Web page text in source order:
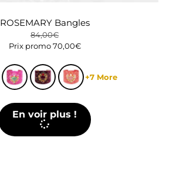
ROSEMARY Bangles
84,00€
Prix promo70,00€
+7 More
En voir plus !